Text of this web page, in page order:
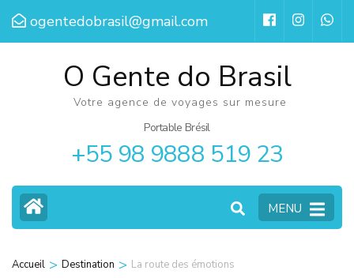
Aller
ogentedobrasil@gmail.com
O Gente do Brasil
Votre agence de voyages sur mesure
Portable Brésil
+55 98 9888 519 23
MENU
Accueil > Destination > La route des émotions